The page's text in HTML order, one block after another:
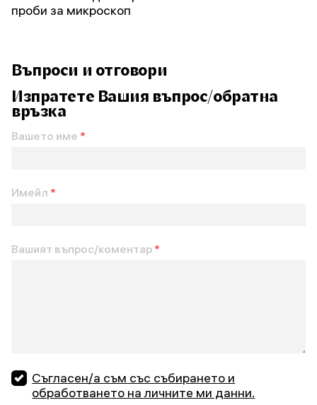
проби за микроскоп
Въпроси и отговори
Изпратете Вашия въпрос/обратна
връзка
Вашето име *
Имейл *
Вашият въпрос/коментар*
Съгласен/а съм със събирането и
обработването на личните ми данни.